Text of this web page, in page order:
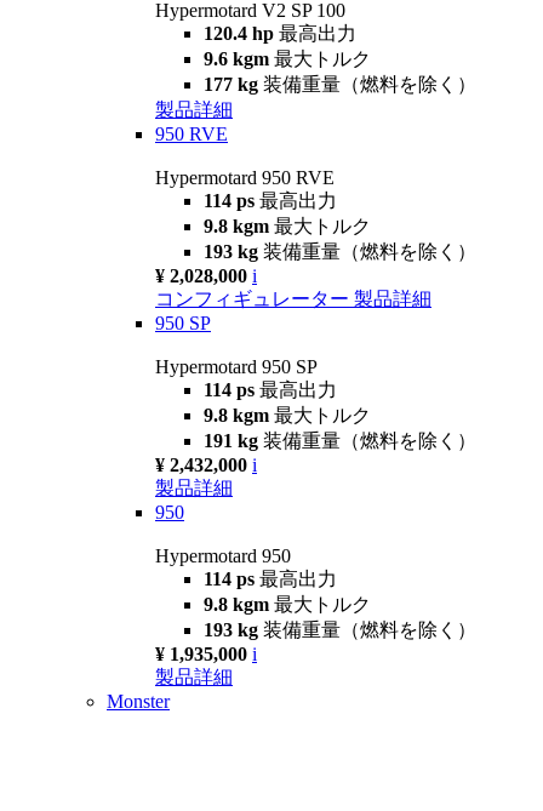
Hypermotard V2 SP 100
120.4 hp 最高出力
9.6 kgm 最大トルク
177 kg 装備重量（燃料を除く）
製品詳細
950 RVE
Hypermotard 950 RVE
114 ps 最高出力
9.8 kgm 最大トルク
193 kg 装備重量（燃料を除く）
¥ 2,028,000 i
コンフィギュレーター 製品詳細
950 SP
Hypermotard 950 SP
114 ps 最高出力
9.8 kgm 最大トルク
191 kg 装備重量（燃料を除く）
¥ 2,432,000 i
製品詳細
950
Hypermotard 950
114 ps 最高出力
9.8 kgm 最大トルク
193 kg 装備重量（燃料を除く）
¥ 1,935,000 i
製品詳細
Monster